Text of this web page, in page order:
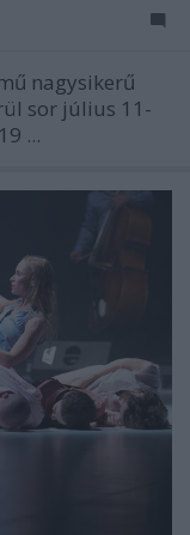
nagysikerű
sor július 11-
...